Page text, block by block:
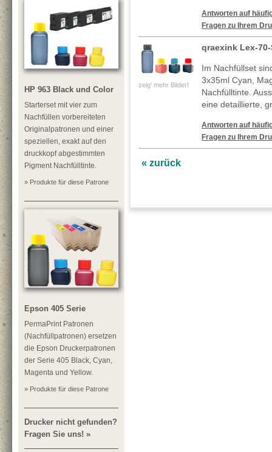
HP 963 Black und Color
Starterset mit vier zum
Nachfüllen vorbereiteten
Originalpatronen und einer
speziellen, exakt auf den
druckkopf abgestimmten
Pigment Nachfülltinte.
» Produkte für diese Patrone
Epson 405 Serie
PermaPrint Patronen
(Nachfüllpatronen) ersetzen
die Epson Druckerpatronen
der Serie 405 Black, Cyan,
Magenta und Yellow.
» Produkte für diese Patrone
Drucker nicht gefunden?
Fragen Sie uns! »
Antworten auf
Fragen zu Ihrem
zeig' mehr Bilder!
qraexink Lex-70-
Im Nachfüllset
3x35ml Cyan,
Nachfülltinte.
eine detaillierte,
Antworten auf
Fragen zu Ihrem
« zurück